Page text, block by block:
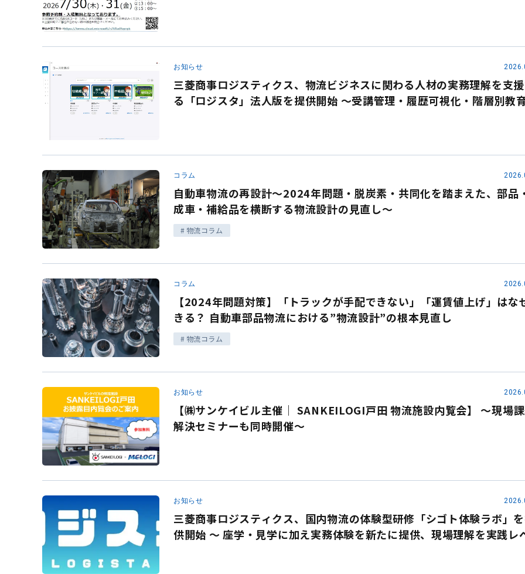
お知らせ
三菱商事ロジスティクス、物流ビジネスに関わる人材の実務理解を支
る「ロジスタ」法人版を提供開始 ～受講管理・履歴可視化・階層別教
コラム
自動車物流の再設計～2024年問題・脱炭素・共同化を踏まえた、部品
成車・補給品を横断する物流設計の見直し～
物流コラム
コラム
【2024年問題対策】「トラックが手配できない」「運賃値上げ」はな
きる？ 自動車部品物流における”物流設計”の根本見直し
物流コラム
お知らせ
【㈱サンケイビル主催｜ SANKEILOGI戸田 物流施設内覧会】 ～現場
解決セミナーも同時開催～
お知らせ
三菱商事ロジスティクス、国内物流の体験型研修「シゴト体験ラボ」
供開始 ～ 座学・見学に加え実務体験を新たに提供、現場理解を実践レ